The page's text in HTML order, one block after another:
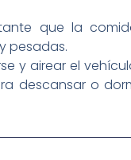
que la
pesadas.
y airear el
descansar o